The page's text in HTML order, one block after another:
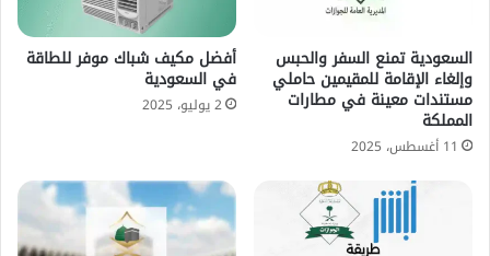
السعودية تمنع السفر والحبس
وإلغاء الإقامة للمقيمين حاملي
مستندات معينة في مطارات
المملكة
11 أغسطس، 2025
أفضل مكيف شباك موفر للطاقة
في السعودية
2 يوليو، 2025